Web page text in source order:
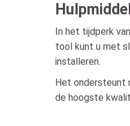
In het tijdperk
tool kunt u met
installeren.
Het ondersteunt
de hoogste